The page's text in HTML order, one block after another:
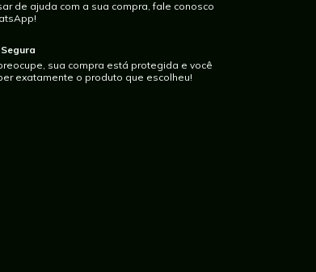
de ajuda com a sua compra, fale conosco
sua compra está protegida e você
exatamente o produto que escolheu!